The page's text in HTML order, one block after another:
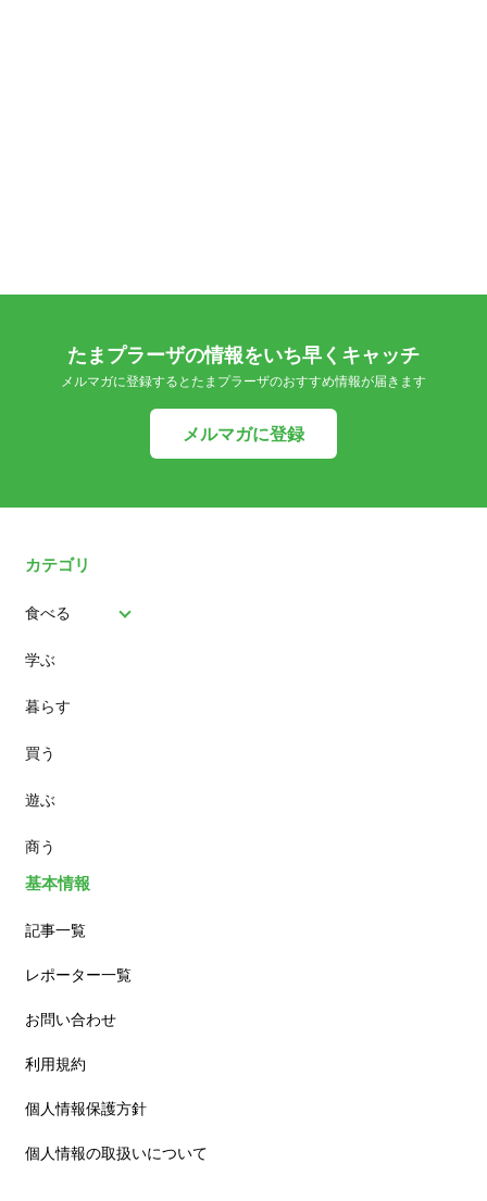
たまプラーザの情報をいち早くキャッチ
メルマガに登録するとたまプラーザのおすすめ情報が届きます
メルマガに登録
カテゴリ
食べる
パン
スイーツ
ランチ
カフェ
学ぶ
暮らす
買う
遊ぶ
商う
基本情報
記事一覧
レポーター一覧
お問い合わせ
利用規約
個人情報保護方針
個人情報の取扱いについて